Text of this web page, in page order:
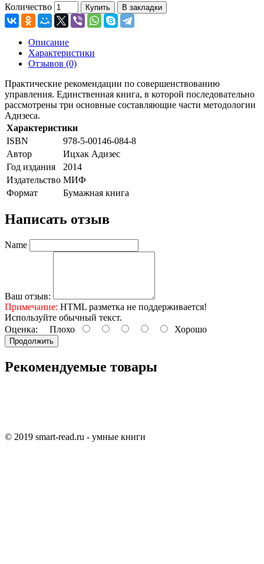
Количество Купить В закладки
Описание
Характеристики
Отзывов (0)
Практические рекомендации по совершенствованию
управления. Единственная книга, в которой последовательно
рассмотрены три основные составляющие части методологии
Адизеса.
Характеристики
ISBN
978-5-00146-084-8
Автор
Ицхак Адизес
Год издания
2014
Издательство МИФ
Формат
Бумажная книга
Написать отзыв
Name
Ваш отзыв:
Примечание: HTML разметка не поддерживается!
Используйте обычный текст.
Оценка: Плохо Хорошо
Продолжить
Рекомендуемые товары
© 2019 smart-read.ru - умные книги